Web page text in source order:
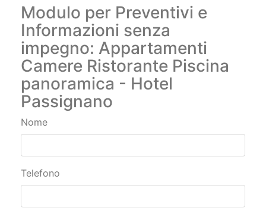
impegno: Appartamenti
Camere Ristorante Piscina
panoramica - Hotel
Passignano
Nome